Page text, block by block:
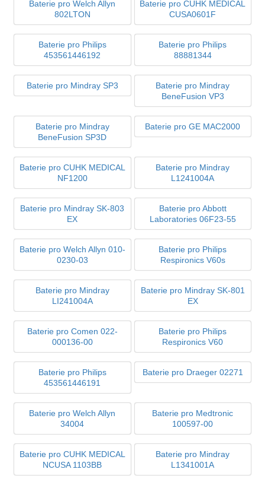
Baterie pro Welch Allyn
802LTON
Baterie pro CUHK MEDICAL
CUSA0601F
Baterie pro Philips
453561446192
Baterie pro Philips
88881344
Baterie pro Mindray SP3
Baterie pro Mindray
BeneFusion VP3
Baterie pro Mindray
BeneFusion SP3D
Baterie pro GE MAC2000
Baterie pro CUHK MEDICAL
NF1200
Baterie pro Mindray
L1241004A
Baterie pro Mindray SK-803
EX
Baterie pro Abbott
Laboratories 06F23-55
Baterie pro Welch Allyn 010-
0230-03
Baterie pro Philips
Respironics V60s
Baterie pro Mindray
LI241004A
Baterie pro Mindray SK-801
EX
Baterie pro Comen 022-
000136-00
Baterie pro Philips
Respironics V60
Baterie pro Philips
453561446191
Baterie pro Draeger 02271
Baterie pro Welch Allyn
34004
Baterie pro Medtronic
100597-00
Baterie pro CUHK MEDICAL
NCUSA 1103BB
Baterie pro Mindray
L1341001A